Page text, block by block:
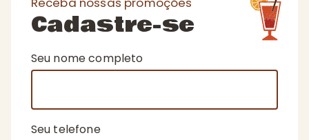
Cadastre-se
Seu nome completo
Seu telefone